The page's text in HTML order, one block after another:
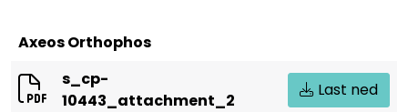
Axeos Orthophos
s_cp-
10443_attachment_2
Last ned